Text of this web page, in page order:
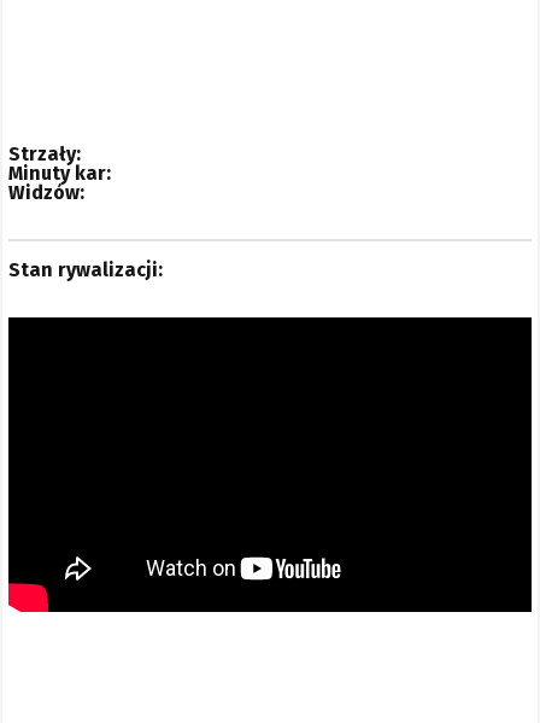
Strzały:
Minuty kar:
Widzów:
Stan rywalizacji: